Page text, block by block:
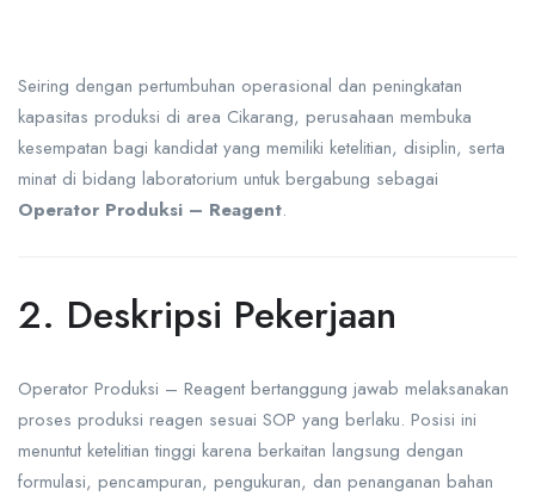
Seiring dengan pertumbuhan operasional dan peningkatan
kapasitas produksi di area Cikarang, perusahaan membuka
kesempatan bagi kandidat yang memiliki ketelitian, disiplin, serta
minat di bidang laboratorium untuk bergabung sebagai
Operator Produksi – Reagent.
2. Deskripsi Pekerjaan
Operator Produksi – Reagent bertanggung jawab melaksanakan
proses produksi reagen sesuai SOP yang berlaku. Posisi ini
menuntut ketelitian tinggi karena berkaitan langsung dengan
formulasi, pencampuran, pengukuran, dan penanganan bahan